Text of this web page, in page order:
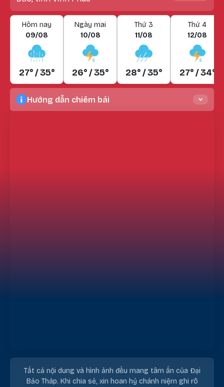
Hôm nay
09/08
27° / 35°
Ngày mai
10/08
26° / 35°
Thứ 3
11/08
28° / 35°
Thứ 4
12/08
27° / 34°
Hướng dẫn chiêm bái
Tất cả nội dung và hình ảnh đều mang tâm ấn của Đại
Bảo Tháp. Khi chia sẻ, xin hoan hỷ chánh niệm ghi rõ